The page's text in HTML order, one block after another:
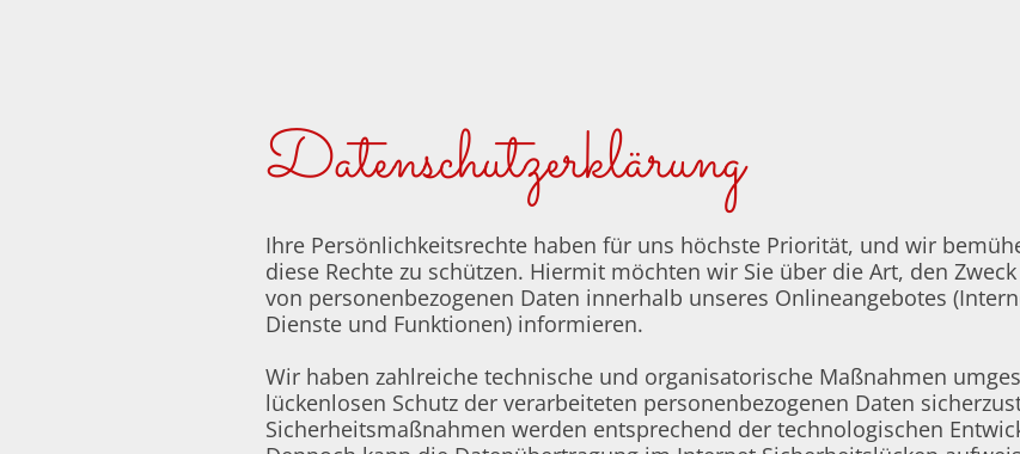
Datenschutzerklärung
Ihre Persönlichkeitsrechte haben für uns höchste Priorität, und wir
diese Rechte zu schützen. Hiermit möchten wir Sie über die Art, den
von personenbezogenen Daten innerhalb unseres Onlineangebotes
Dienste und Funktionen) informieren.
Wir haben zahlreiche technische und organisatorische Maßnahmen
lückenlosen Schutz der verarbeiteten personenbezogenen Daten
Sicherheitsmaßnahmen werden entsprechend der technologischen